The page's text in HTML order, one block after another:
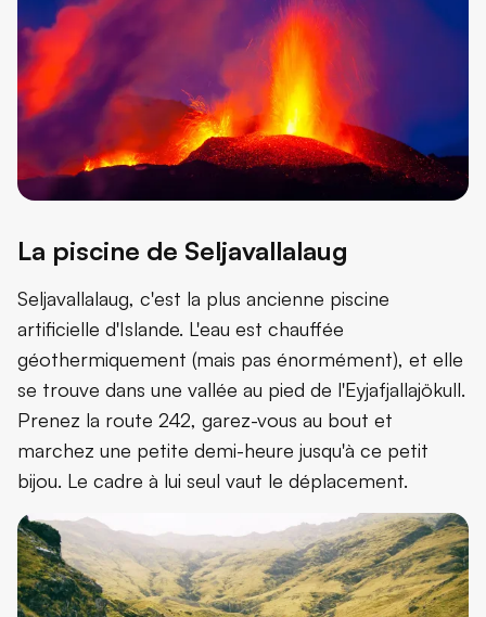
La piscine de Seljavallalaug
Seljavallalaug, c'est la plus ancienne piscine
artificielle d'Islande. L'eau est chauffée
géothermiquement (mais pas énormément), et elle
se trouve dans une vallée au pied de l'Eyjafjallajökull.
Prenez la route 242, garez-vous au bout et
marchez une petite demi-heure jusqu'à ce petit
bijou. Le cadre à lui seul vaut le déplacement.